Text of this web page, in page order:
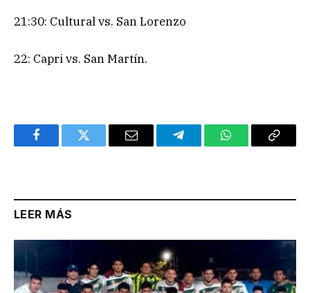
21:30: Cultural vs. San Lorenzo
22: Capri vs. San Martín.
FacebookTwitter Email TelegramWhatsAppCopy
LEER MÁS